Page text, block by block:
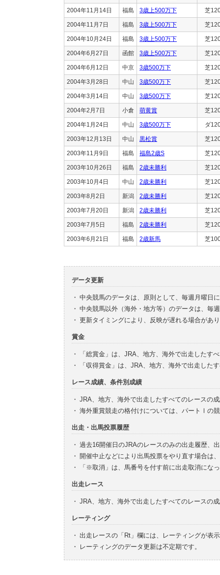
2004年11月14日 福島 3歳上500万下 芝
2004年11月7日 福島 3歳上500万下 芝
2004年10月24日 福島 3歳上500万下 芝
2004年6月27日 函館 3歳上500万下 芝
2004年6月12日 中京 3歳500万下 芝
2004年3月28日 中山 3歳500万下 芝
2004年3月14日 中山 3歳500万下 芝
2004年2月7日 小倉 萌黄賞 芝
2004年1月24日 中山 3歳500万下 ダ
2003年12月13日 中山 黒松賞 芝
2003年11月9日 福島 福島2歳S 芝
2003年10月26日 福島 2歳未勝利 芝
2003年10月4日 中山 2歳未勝利 芝
2003年8月2日 新潟 2歳未勝利 芝
2003年7月20日 新潟 2歳未勝利 芝
2003年7月5日 福島 2歳未勝利 芝
2003年6月21日 福島 2歳新馬 芝
データ更新
・ 中央競馬のデータは、原則として、毎週月曜日
・ 中央競馬以外（海外・地方等）のデータは、毎
・ 更新タイミングにより、反映が遅れる場合があ
賞金
・
「総賞金」は、JRA、地方、海外で出走したす
・
「収得賞金」は、JRA、地方、海外で出走した
レース成績、条件別成績
・ JRA、地方、海外で出走したすべてのレースの
・ 海外重賞競走の格付けについては、パートⅠの
出走・出馬投票履歴
・ 過去16開催日のJRAのレースのみの出走履歴、
・ 開催中止などにより出馬投票をやり直す場合は
・
「※取消」は、馬番号を付す前に出走取消にな
出走レース
・ JRA、地方、海外で出走したすべてのレースの
レーティング
・ 出走レースの「Rt」欄には、レーティングが表
・
レーティングのデータ更新は不定期です。